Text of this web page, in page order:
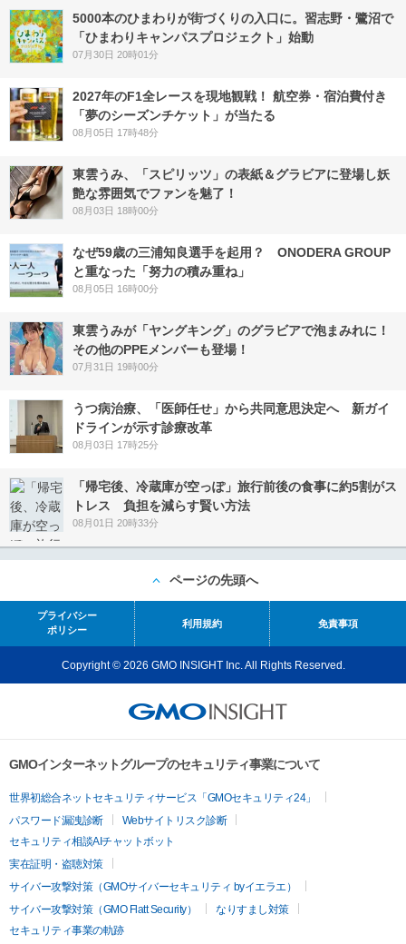
5000本のひまわりが街づくりの入口に。習志野・鷺沼で
「ひまわりキャンパスプロジェクト」始動
07月30日 20時01分
2027年のF1全レースを現地観戦！ 航空券・宿泊費付き
「夢のシーズンチケット」が当たる
08月05日 17時48分
東雲うみ、「スピリッツ」の表紙＆グラビアに登場し妖
艶な雰囲気でファンを魅了！
08月03日 18時00分
なぜ59歳の三浦知良選手を起用？ ONODERA GROUP
と重なった「努力の積み重ね」
08月05日 16時00分
東雲うみが「ヤングキング」のグラビアで泡まみれに！
その他のPPEメンバーも登場！
07月31日 19時00分
うつ病治療、「医師任せ」から共同意思決定へ 新ガイ
ドラインが示す診療改革
08月03日 17時25分
「帰宅後、冷蔵庫が空っぽ」旅行前後の食事に約5割がス
トレス 負担を減らす賢い方法
08月01日 20時33分
ページの先頭へ
プライバシー
ポリシー
利用規約 免責事項
Copyright © 2026 GMO INSIGHT Inc. All Rights Reserved.
GMOインターネットグループのセキュリティ事業について
世界初総合ネットセキュリティサービス「GMOセキュリティ24」
パスワード漏洩診断
Webサイトリスク診断
セキュリティ相談AIチャットボット
実在証明・盗聴対策
サイバー攻撃対策（GMOサイバーセキュリティ byイエラエ）
サイバー攻撃対策（GMO Flatt Security）
なりすまし対策
セキュリティ事業の軌跡